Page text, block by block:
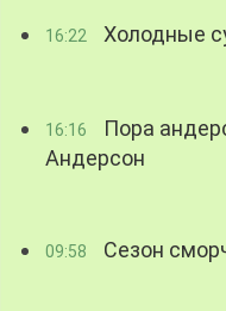
16:22 Холодные
16:16
Пора
Андерсон
09:58 Сезон